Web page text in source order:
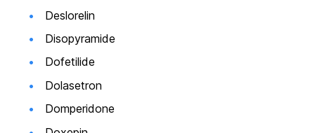
Deslorelin
Disopyramide
Dofetilide
Dolasetron
Domperidone